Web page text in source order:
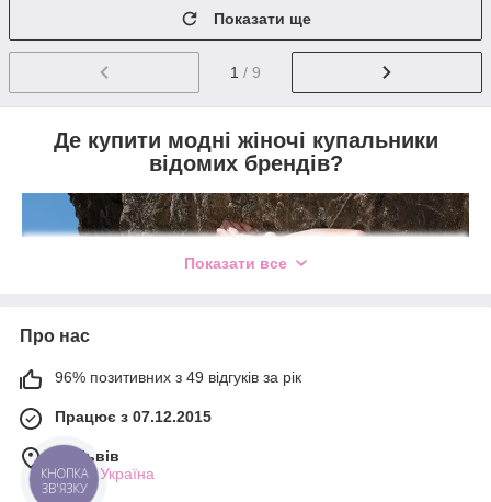
Показати ще
1 / 9
Де купити модні жіночі купальники
відомих брендів?
Показати все
Про нас
96% позитивних з 49 відгуків за рік
Працює з 07.12.2015
м. Львів
Львів, Україна
КНОПКА
ЗВ'ЯЗКУ